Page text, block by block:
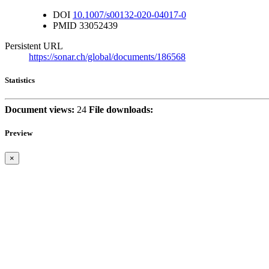
DOI 10.1007/s00132-020-04017-0
PMID 33052439
Persistent URL
https://sonar.ch/global/documents/186568
Statistics
Document views: 24 File downloads:
Preview
×